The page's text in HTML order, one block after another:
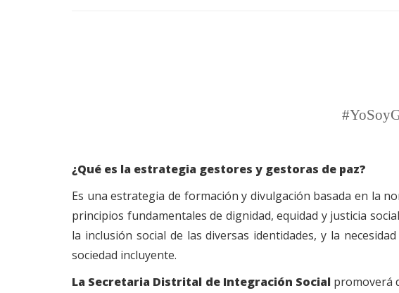
¿Qué es la estrategia gestores y gestoras de paz?
Es una estrategia de formación y divulgación basada en la
principios fundamentales de dignidad, equidad y justicia
la inclusión social de las diversas identidades, y la
sociedad incluyente.
La Secretaria Distrital de Integración Social promoverá